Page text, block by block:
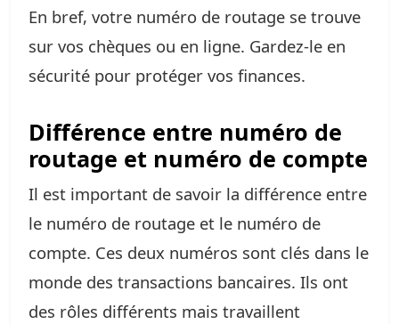
En bref, votre numéro de routage se trouve
sur vos chèques ou en ligne. Gardez-le en
sécurité pour protéger vos finances.
Différence entre numéro de
routage et numéro de compte
Il est important de savoir la différence entre
le numéro de routage et le numéro de
compte. Ces deux numéros sont clés dans le
monde des transactions bancaires. Ils ont
des rôles différents mais travaillent